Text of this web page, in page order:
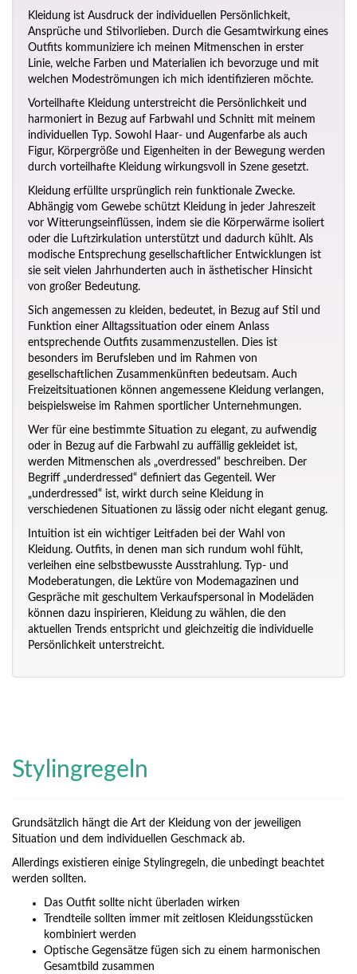
Kleidung ist Ausdruck der individuellen Persönlichkeit,
Ansprüche und Stilvorlieben. Durch die Gesamtwirkung eines
Outfits kommuniziere ich meinen Mitmenschen in erster
Linie, welche Farben und Materialien ich bevorzuge und mit
welchen Modeströmungen ich mich identifizieren möchte.
Vorteilhafte Kleidung unterstreicht die Persönlichkeit und
harmoniert in Bezug auf Farbwahl und Schnitt mit meinem
individuellen Typ. Sowohl Haar- und Augenfarbe als auch
Figur, Körpergröße und Eigenheiten in der Bewegung werden
durch vorteilhafte Kleidung wirkungsvoll in Szene gesetzt.
Kleidung erfüllte ursprünglich rein funktionale Zwecke.
Abhängig vom Gewebe schützt Kleidung in jeder Jahreszeit
vor Witterungseinflüssen, indem sie die Körperwärme isoliert
oder die Luftzirkulation unterstützt und dadurch kühlt. Als
modische Entsprechung gesellschaftlicher Entwicklungen ist
sie seit vielen Jahrhunderten auch in ästhetischer Hinsicht
von großer Bedeutung.
Sich angemessen zu kleiden, bedeutet, in Bezug auf Stil und
Funktion einer Alltagssituation oder einem Anlass
entsprechende Outfits zusammenzustellen. Dies ist
besonders im Berufsleben und im Rahmen von
gesellschaftlichen Zusammenkünften bedeutsam. Auch
Freizeitsituationen können angemessene Kleidung verlangen,
beispielsweise im Rahmen sportlicher Unternehmungen.
Wer für eine bestimmte Situation zu elegant, zu aufwendig
oder in Bezug auf die Farbwahl zu auffällig gekleidet ist,
werden Mitmenschen als „overdressed“ beschreiben. Der
Begriff „underdressed“ definiert das Gegenteil. Wer
„underdressed“ ist, wirkt durch seine Kleidung in
verschiedenen Situationen zu lässig oder nicht elegant genug.
Intuition ist ein wichtiger Leitfaden bei der Wahl von
Kleidung. Outfits, in denen man sich rundum wohl fühlt,
verleihen eine selbstbewusste Ausstrahlung. Typ- und
Modeberatungen, die Lektüre von Modemagazinen und
Gespräche mit geschultem Verkaufspersonal in Modeläden
können dazu inspirieren, Kleidung zu wählen, die den
aktuellen Trends entspricht und gleichzeitig die individuelle
Persönlichkeit unterstreicht.
Stylingregeln
Grundsätzlich hängt die Art der Kleidung von der jeweiligen
Situation und dem individuellen Geschmack ab.
Allerdings existieren einige Stylingregeln, die unbedingt beachtet
werden sollten.
Das Outfit sollte nicht überladen wirken
Trendteile sollten immer mit zeitlosen Kleidungsstücken
kombiniert werden
Optische Gegensätze fügen sich zu einem harmonischen
Gesamtbild zusammen